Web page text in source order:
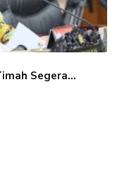
Segera...